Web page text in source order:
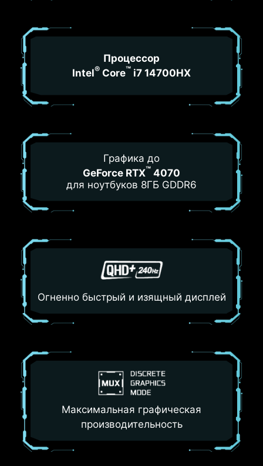
Процессор
Intel® Core™ i7 14700HX
Графика до
GeForce RTX™ 4070
для ноутбуков 8ГБ GDDR6
Огненно быстрый и изящный дисплей
Максимальная графическая
производительность